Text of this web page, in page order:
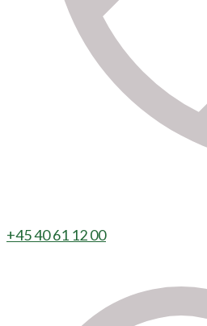
+45 40 61 12 00